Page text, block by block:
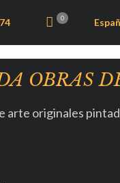
0
OBRAS
arte originales